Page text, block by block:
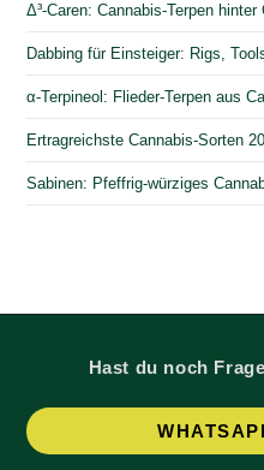
Δ³-Caren: Cannabis-Terpen hinter
Dabbing für Einsteiger: Rigs,
α-Terpineol: Flieder-Terpen aus
Ertragreichste Cannabis-Sorten
Sabinen: Pfeffrig-würziges
Hast du noch